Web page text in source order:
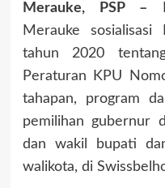
Merauke, PSP –
Merauke
tahun 2020
Peraturan KPU
tahapan, program
pemilihan gubernur
dan wakil bupati
walikota, di